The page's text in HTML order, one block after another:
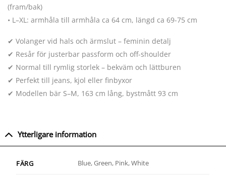
(fram/bak)
• L–XL: armhåla till armhåla ca 64 cm, längd ca 69-75 cm
✔ Volanger vid hals och ärmslut – feminin detalj
✔ Resår för justerbar passform och off-shoulder
✔ Normal till rymlig storlek – bekväm och lättburen
✔ Perfekt till jeans, kjol eller finbyxor
✔ Modellen bär S–M, 163 cm lång, bystmått 93 cm
Ytterligare information
FÄRG Blue, Green, Pink, White